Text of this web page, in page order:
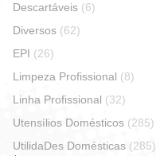
Descartáveis (6)
Diversos (62)
EPI (26)
Limpeza Profissional (8)
Linha Profissional (32)
Utensílios Domésticos (285)
UtilidaDes Domésticas (285)